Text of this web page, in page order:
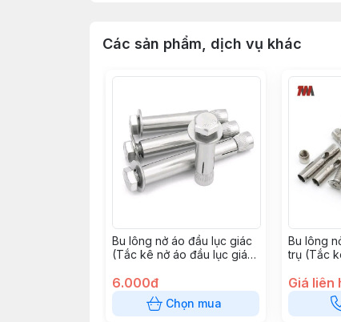
Các sản phẩm, dịch vụ khác
Bu lông nở áo đầu lục giác
(Tắc kê nở áo đầu lục giác)
6.000đ
Chọn mua
Bu lông
trụ (Tắc
Giá liên